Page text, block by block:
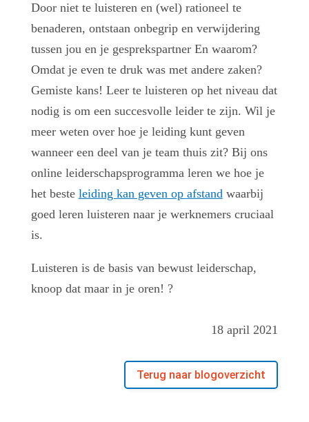
Door niet te luisteren en (wel) rationeel te
benaderen, ontstaan onbegrip en verwijdering
tussen jou en je gesprekspartner En waarom?
Omdat je even te druk was met andere zaken?
Gemiste kans! Leer te luisteren op het niveau dat
nodig is om een succesvolle leider te zijn. Wil je
meer weten over hoe je leiding kunt geven
wanneer een deel van je team thuis zit? Bij ons
online leiderschapsprogramma leren we hoe je
het beste leiding kan geven op afstandwaarbij
goed leren luisteren naar je werknemers cruciaal
is.
Luisteren is de basis van bewust leiderschap,
knoop dat maar in je oren! ?
18 april 2021
Terug naar blogoverzicht